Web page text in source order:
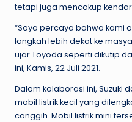
tetapi juga mencakup
“Saya percaya bahwa kami
langkah lebih dekat ke
ujar Toyoda seperti dikutip
ini, Kamis, 22 Juli 2021.
Dalam kolaborasi ini, Suzuki
mobil listrik kecil yang
canggih. Mobil listrik mini